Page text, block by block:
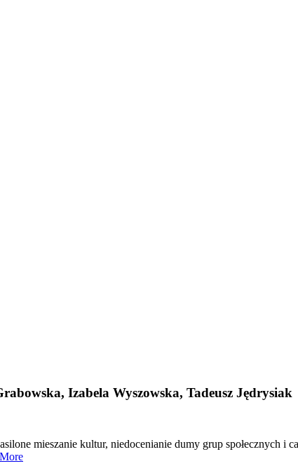
Izabela Wyszowska, Tadeusz Jędrysiak
mieszanie kultur, niedocenianie dumy grup społecznych i
More